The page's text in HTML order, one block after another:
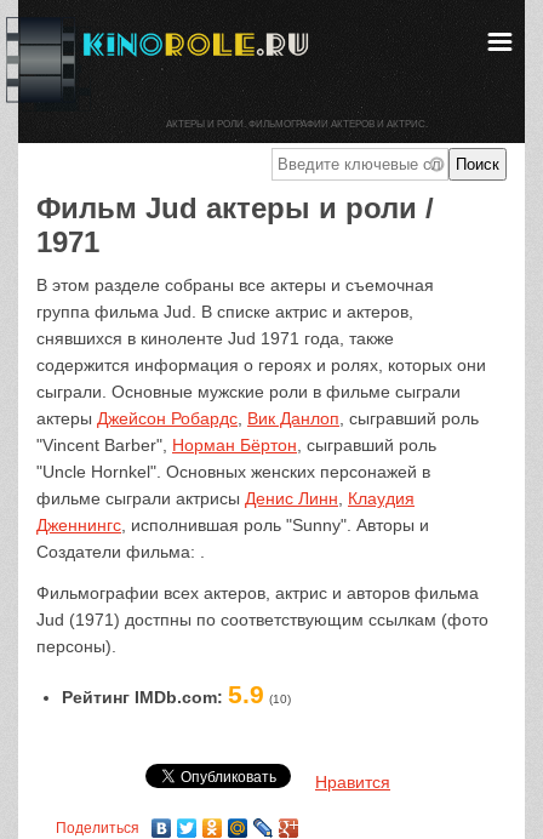
Фильм Jud актеры и роли /
1971
В этом разделе собраны все актеры и съемочная
группа фильма Jud. В списке актрис и актеров,
снявшихся в киноленте Jud 1971 года, также
содержится информация о героях и ролях, которых они
сыграли. Основные мужские роли в фильме сыграли
актеры Джейсон Робардс Вик Данлоп , сыгравший роль
"Vincent Barber", Норман Бёртон , сыгравший роль
"Uncle Hornkel". Основных женских персонажей в
фильме сыграли актрисы Денис Линн
Клаудия
Дженнингс , исполнившая роль "Sunny". Авторы и
Создатели фильма: .
Фильмографии всех актеров, актрис и авторов фильма
Jud (1971) достпны по соответствующим ссылкам (фото
персоны).
Рейтинг IMDb.com: 5.9 (10)
Нравится
Поделиться
АКТЕРЫ И РОЛИ. ФИЛЬМОГРАФИИ АКТЕРОВ И АКТРИС.